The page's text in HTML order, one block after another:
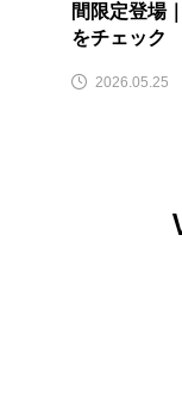
間限定登場
をチェック
2026.05.25